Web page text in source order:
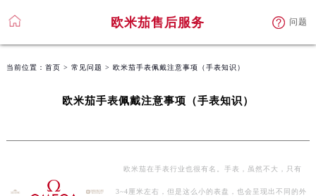
欧米茄售后服务 问题
当前位置： 首页 > 常见问题 > 欧米茄手表佩戴注意事项（手表知识）
欧米茄手表佩戴注意事项（手表知识）
欧米茄在手表行业也很有名。手表，虽然不大，只有
3~4厘米左右，但是这么小的表盘，也会呈现出不同的外